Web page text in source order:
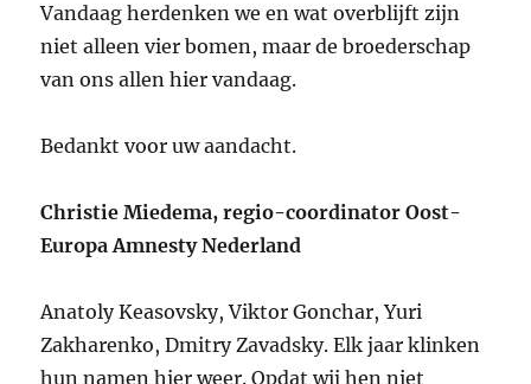
Vandaag herdenken we en wat overblijft zijn
niet alleen vier bomen, maar de broederschap
van ons allen hier vandaag.
Bedankt voor uw aandacht.
Christie Miedema, regio-coordinator Oost-
Europa Amnesty Nederland
Anatoly Keasovsky, Viktor Gonchar, Yuri
Zakharenko, Dmitry Zavadsky. Elk jaar klinken
hun namen hier weer. Opdat wij hen niet